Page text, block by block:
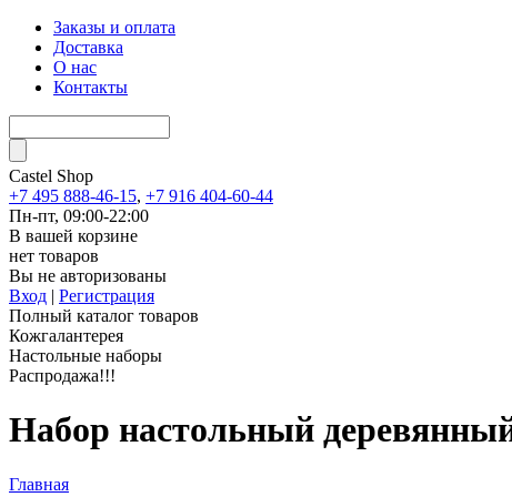
Заказы и оплата
Доставка
О нас
Контакты
Castel Shop
+7 495 888-46-15, +7 916 404-60-44
Пн-пт, 09:00-22:00
В вашей корзине
нет товаров
Вы не авторизованы
Вход | Регистрация
Полный каталог товаров
Кожгалантерея
Настольные наборы
Распродажа!!!
Набор настольный
Главная